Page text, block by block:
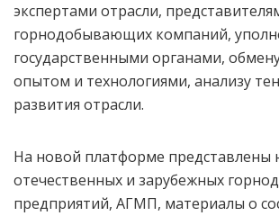
экспертами отрасли,
горнодобывающих компаний,
государственными органами,
опытом и технологиями, анализу
развития отрасли.
На новой платформе представлены
отечественных и зарубежных
предприятий, АГМП, материалы о